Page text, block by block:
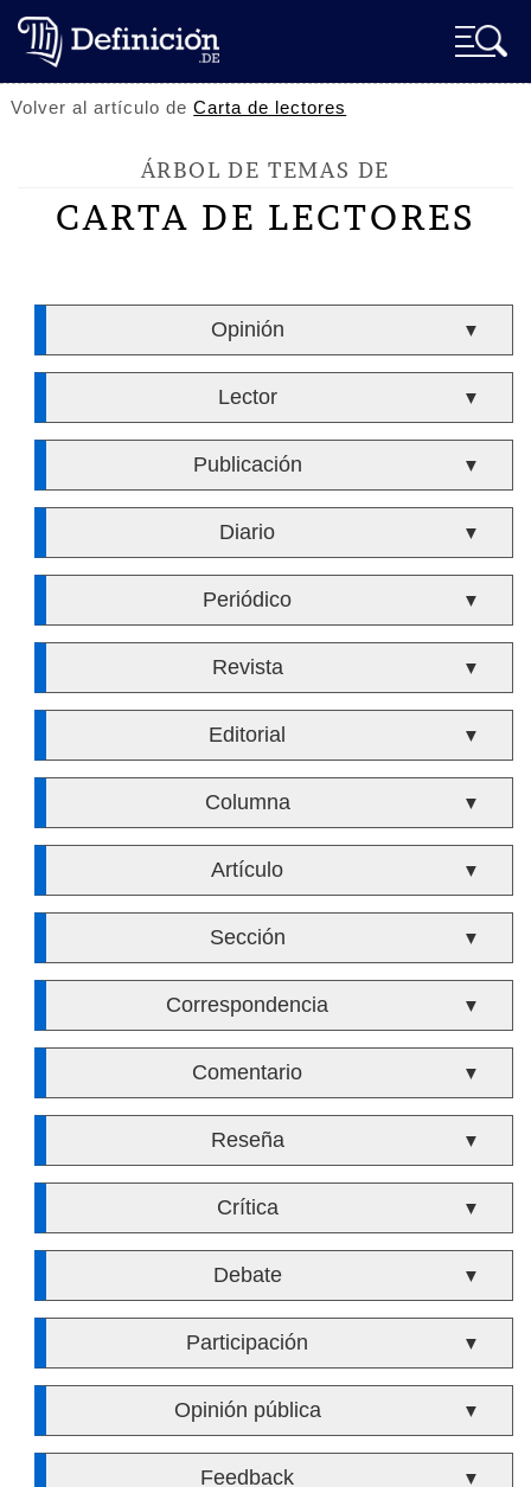
Volver al artículo deCarta de lectores
ÁRBOL DE TEMAS DE
CARTA DE LECTORES
Opinión ▼
Lector ▼
Publicación ▼
Diario ▼
Periódico ▼
Revista ▼
Editorial ▼
Columna ▼
Artículo ▼
Sección ▼
Correspondencia ▼
Comentario ▼
Reseña ▼
Crítica ▼
Debate ▼
Participación ▼
Opinión pública ▼
Feedback ▼